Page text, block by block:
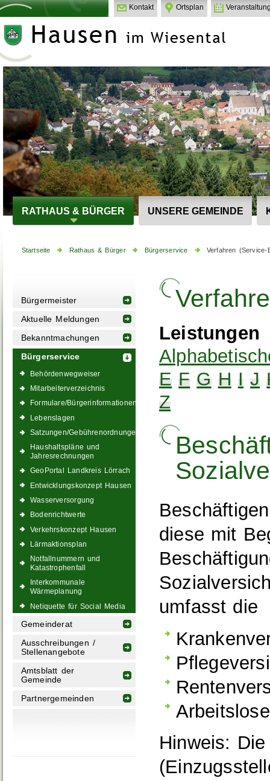
Kontakt Ortsplan
RATHAUS & BÜRGER UNSERE GEMEINDE
Startseite Rathaus & Bürger Bürgerservice Verfahren (Service-
Bürgermeister
Aktuelle Meldungen
Bekanntmachungen
Bürgerservice
Behördenwegweiser
Mitarbeiterverzeichnis
Formulare/Bürgerinformationen
Lebenslagen
Satzungen/Gebührenordnungen
Haushaltspläne und
Jahresrechnungen
GeoPortal Landkreis Lörrach
Entwicklungskonzept Hausen
Wasserversorgung
Bodenrichtwerte
Verkehrskonzept Hausen
Lärmaktionsplan
Notfallnummern und
Katastrophenfall
Interkommunale
Wärmeplanung
Netiquette für Social Media
Gemeinderat
Ausschreibungen /
Stellenangebote
Amtsblatt der
Gemeinde
Partnergemeinden
Leistungen
E F G H I J
Z
diese mit
umfasst die
Hinweis: